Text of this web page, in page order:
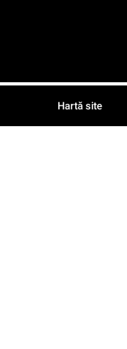
Hartă site